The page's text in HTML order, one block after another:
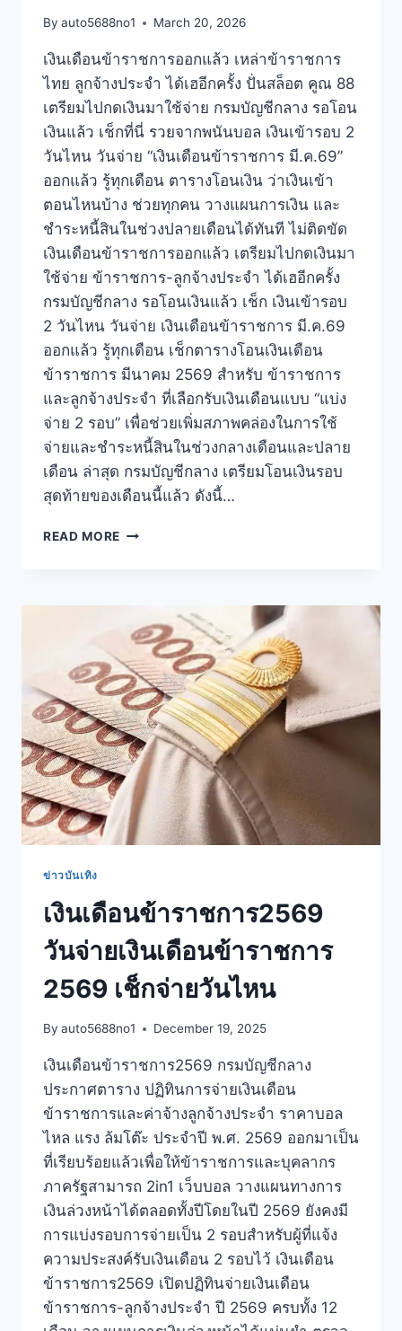
By auto5688no1 March 20, 2026
เงินเดือนข้าราชการออกแล้ว เหล่าข้าราชการ
ไทย ลูกจ้างประจำ ได้เฮอีกครั้ง ปั่นสล็อต คูณ 88
เตรียมไปกดเงินมาใช้จ่าย กรมบัญชีกลาง รอโอน
เงินแล้ว เช็กที่นี่ รวยจากพนันบอล เงินเข้ารอบ 2
วันไหน วันจ่าย “เงินเดือนข้าราชการ มี.ค.69”
ออกแล้ว รู้ทุกเดือน ตารางโอนเงิน ว่าเงินเข้า
ตอนไหนบ้าง ช่วยทุกคน วางแผนการเงิน และ
ชำระหนี้สินในช่วงปลายเดือนได้ทันที ไม่ติดขัด
เงินเดือนข้าราชการออกแล้ว เตรียมไปกดเงินมา
ใช้จ่าย ข้าราชการ-ลูกจ้างประจำ ได้เฮอีกครั้ง
กรมบัญชีกลาง รอโอนเงินแล้ว เช็ก เงินเข้ารอบ
2 วันไหน วันจ่าย เงินเดือนข้าราชการ มี.ค.69
ออกแล้ว รู้ทุกเดือน เช็กตารางโอนเงินเดือน
ข้าราชการ มีนาคม 2569 สำหรับ ข้าราชการ
และลูกจ้างประจำ ที่เลือกรับเงินเดือนแบบ “แบ่ง
จ่าย 2 รอบ” เพื่อช่วยเพิ่มสภาพคล่องในการใช้
จ่ายและชำระหนี้สินในช่วงกลางเดือนและปลาย
เดือน ล่าสุด กรมบัญชีกลาง เตรียมโอนเงินรอบ
สุดท้ายของเดือนนี้แล้ว ดังนี้…
READ MORE
ข่าวบันเทิง
เงินเดือนข้าราชการ2569
วันจ่ายเงินเดือนข้าราชการ
2569 เช็กจ่ายวันไหน
By auto5688no1 December 19, 2025
เงินเดือนข้าราชการ2569 กรมบัญชีกลาง
ประกาศตาราง ปฏิทินการจ่ายเงินเดือน
ข้าราชการและค่าจ้างลูกจ้างประจำ ราคาบอล
ไหล แรง ล้มโต๊ะ ประจำปี พ.ศ. 2569 ออกมาเป็น
ที่เรียบร้อยแล้วเพื่อให้ข้าราชการและบุคลากร
ภาครัฐสามารถ 2in1 เว็บบอล วางแผนทางการ
เงินล่วงหน้าได้ตลอดทั้งปีโดยในปี 2569 ยังคงมี
การแบ่งรอบการจ่ายเป็น 2 รอบสำหรับผู้ที่แจ้ง
ความประสงค์รับเงินเดือน 2 รอบไว้ เงินเดือน
ข้าราชการ2569 เปิดปฏิทินจ่ายเงินเดือน
ข้าราชการ-ลูกจ้างประจำ ปี 2569 ครบทั้ง 12